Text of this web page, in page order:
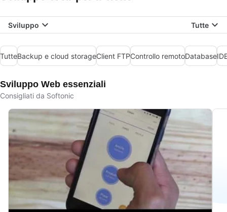
Sviluppo Tutte
TutteBackup e cloud storageClient FTPControllo remotoDatabase
Sviluppo Web essenziali
Consigliati da Softonic